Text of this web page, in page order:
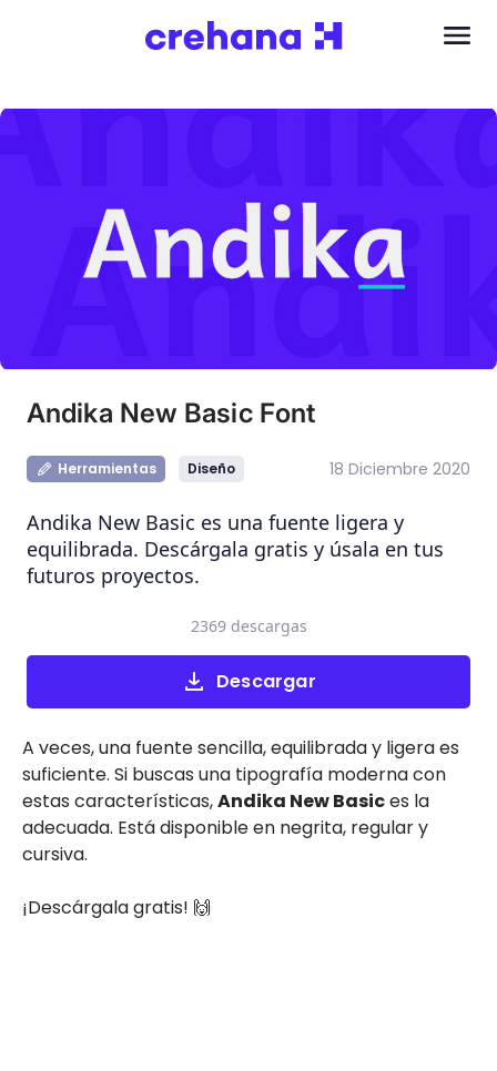
Andika New Basic Font
Herramientas Diseño 18 Diciembre 2020
Andika New Basic es una fuente ligera y
equilibrada. Descárgala gratis y úsala en tus
futuros proyectos.
Descargar
2369 descargas
A veces, una fuente sencilla, equilibrada y ligera es
suficiente. Si buscas una tipografía moderna con
estas características,Andika New Basices la
adecuada. Está disponible en negrita, regular y
cursiva.
¡Descárgala gratis! 🙌